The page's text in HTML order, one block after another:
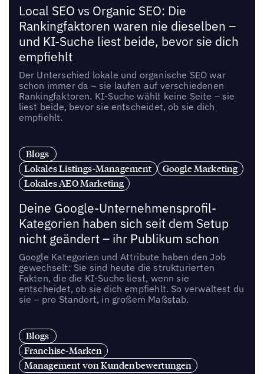
Local SEO vs Organic SEO: Die
Rankingfaktoren waren nie dieselben –
und KI-Suche liest beide, bevor sie dich
empfiehlt
Der Unterschied lokale und organische SEO war
schon immer da – sie laufen auf verschiedenen
Rankingfaktoren. KI-Suche wählt keine Seite – sie
liest beide, bevor sie entscheidet, ob sie dich
empfiehlt.
Blogs
Lokales Listings-Management
Google Marketing
Lokales AEO Marketing
Deine Google-Unternehmensprofil-
Kategorien haben sich seit dem Setup
nicht geändert – ihr Publikum schon
Google Kategorien und Attribute haben den Job
gewechselt: Sie sind heute die strukturierten
Fakten, die die KI-Suche liest, wenn sie
entscheidet, ob sie dich empfiehlt. So verwaltest du
sie – pro Standort, in großem Maßstab.
Blogs
Franchise-Marken
Management von Kundenbewertungen